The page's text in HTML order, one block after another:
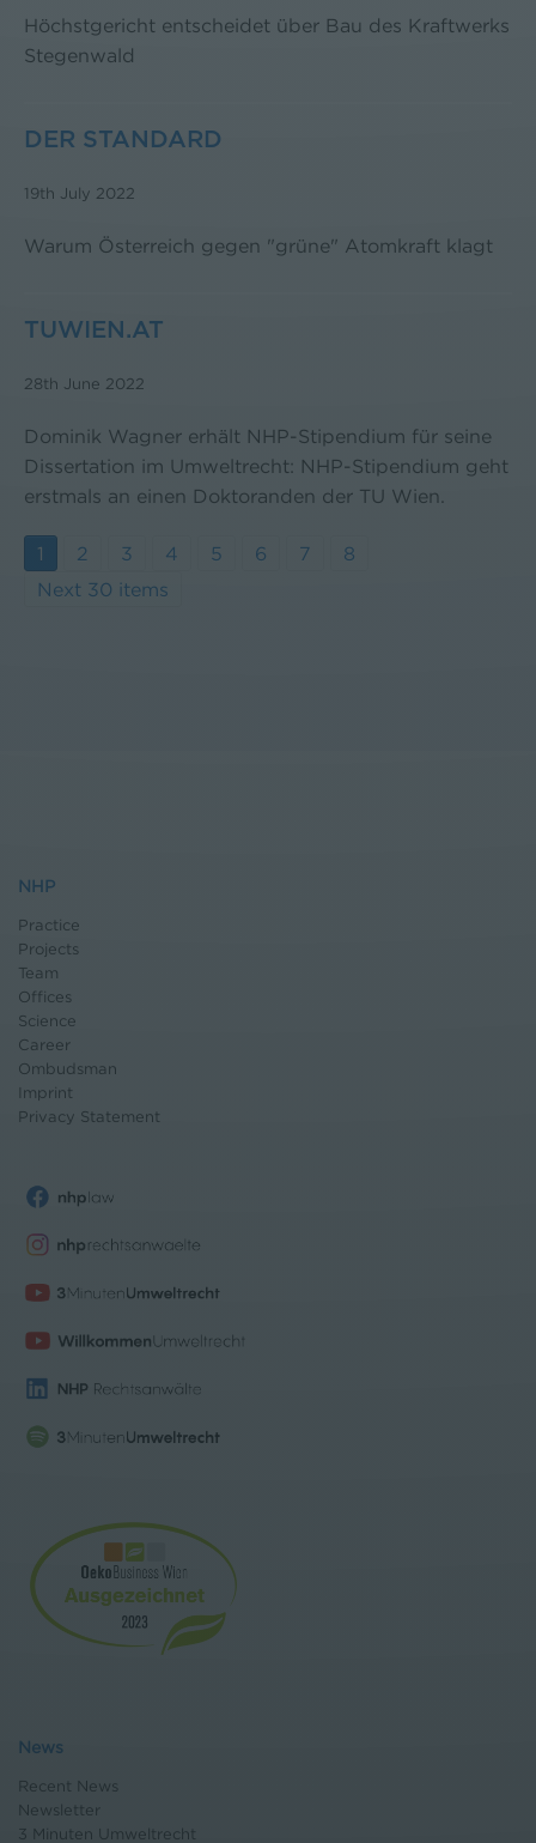
Höchstgericht entscheidet über Bau des Kraftwerks
Stegenwald
DER STANDARD
19th July 2022
Warum Österreich gegen "grüne" Atomkraft klagt
TUWIEN.AT
28th June 2022
Dominik Wagner erhält NHP-Stipendium für seine
Dissertation im Umweltrecht: NHP-Stipendium geht
erstmals an einen Doktoranden der TU Wien.
1 2 3 4 5 6 7
8
Next 30 items
NHP
Practice
Projects
Team
Offices
Science
Career
Ombudsman
Imprint
Privacy Statement
News
Recent News
Newsletter
3 Minuten Umweltrecht